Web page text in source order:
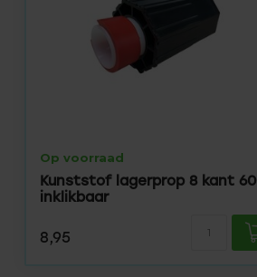
Op voorraad
Kunststof lagerprop 8 kant 60
inklikbaar
8,95